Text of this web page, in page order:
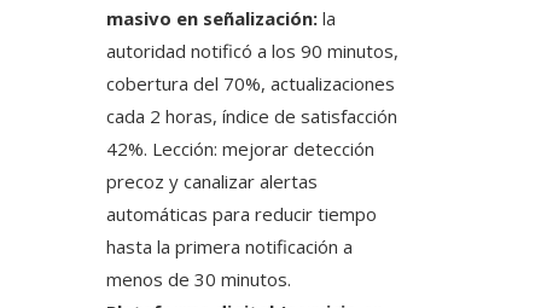
masivo en señalización: la
autoridad notificó a los 90 minutos,
cobertura del 70%, actualizaciones
cada 2 horas, índice de satisfacción
42%. Lección: mejorar detección
precoz y canalizar alertas
automáticas para reducir tiempo
hasta la primera notificación a
menos de 30 minutos.